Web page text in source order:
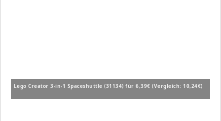
Lego Creator 3-in-1 Spaceshuttle (31134) für 6,39€ (Vergleich: 10,24€)